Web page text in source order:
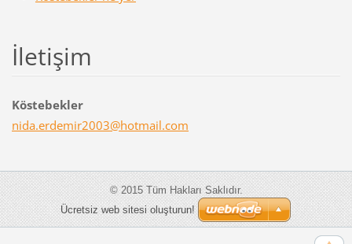
İletişim
Köstebekler
nida.erdemir2003@hotmail.com
© 2015 Tüm Hakları Saklıdır.
Ücretsiz web sitesi oluşturun!